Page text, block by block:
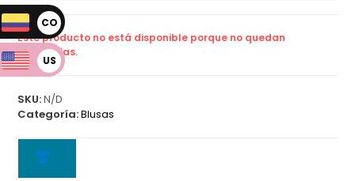
Este producto no está disponible porque no quedan
existencias.
SKU:N/D
Categoría:Blusas
CO
P
US
D